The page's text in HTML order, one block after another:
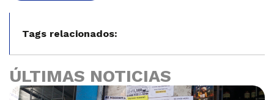
Tags relacionados:
ÚLTIMAS NOTICIAS